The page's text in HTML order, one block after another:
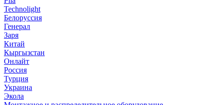
Technolight
Белоруссия
Генерал
Заря
Китай
Кыргызстан
Онлайт
Россия
Турция
Украина
Экола